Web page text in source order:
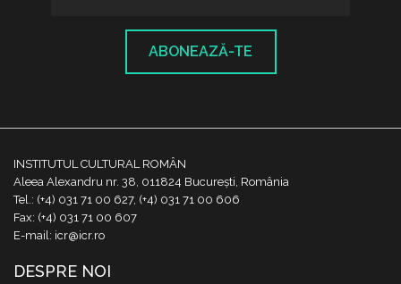
ABONEAZĂ-TE
INSTITUTUL CULTURAL ROMÂN
Aleea Alexandru nr. 38, 011824 București, România
Tel.: (+4) 031 71 00 627, (+4) 031 71 00 606
Fax: (+4) 031 71 00 607
E-mail: icr@icr.ro
DESPRE NOI